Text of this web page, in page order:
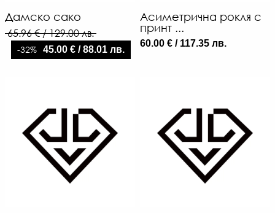
Дамско сако
65.96 € / 129.00 лв.
-32% 45.00 € / 88.01 лв.
Асиметрична рокля с
принт ...
60.00 € / 117.35 лв.